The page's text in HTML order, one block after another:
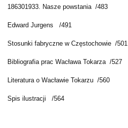
186301933. Nasze powstania /483
Edward Jurgens /491
Stosunki fabryczne w Częstochowie /501
Bibliografia prac Wacława Tokarza /527
Literatura o Wacławie Tokarzu /560
Spis ilustracji /564